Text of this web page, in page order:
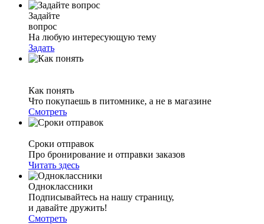
Задайте
вопрос
На любую интересующую тему
Задать
Как понять
Что покупаешь в питомнике, а не в магазине
Смотреть
Сроки отправок
Про бронирование и отправки заказов
Читать здесь
Одноклассники
Подписывайтесь на нашу страницу,
и давайте дружить!
Смотреть